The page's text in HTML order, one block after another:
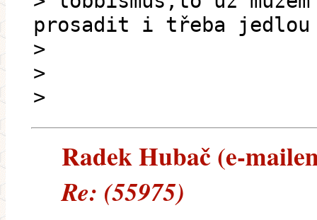
prosadit i třeba
>
>
>
Radek Hubač (e-
Re: (55975)